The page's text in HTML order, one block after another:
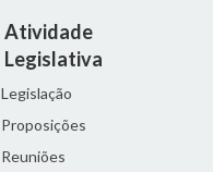
Atividade
Legislativa
Legislação
Proposições
Reuniões